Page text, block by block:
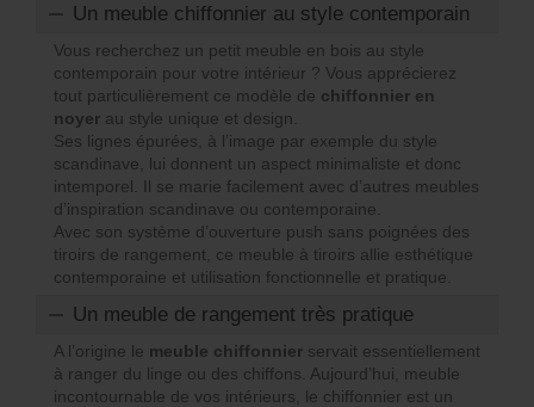
€
.
€
.
Un meuble chiffonnier au style contemporain
Vous recherchez un petit meuble en bois au style
contemporain pour votre intérieur ? Vous apprécierez
tout particulièrement ce modèle de chiffonnier en
noyer au style unique et design.
Ses lignes épurées, à l’image par exemple du style
scandinave, lui donnent un aspect minimaliste et donc
intemporel. Il se marie facilement avec d’autres meubles
d’inspiration scandinave ou contemporaine.
Avec son système d’ouverture push sans poignées des
tiroirs de rangement, ce meuble à tiroirs allie esthétique
contemporaine et utilisation fonctionnelle et pratique.
Un meuble de rangement très pratique
A l’origine le meuble chiffonnier servait essentiellement
à ranger du linge ou des chiffons. Aujourd’hui, meuble
incontournable de vos intérieurs, le chiffonnier est un